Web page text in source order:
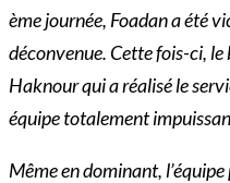
ème journée, Foadan a été
déconvenue. Cette fois-ci,
Haknour qui a réalisé le
équipe totalement
Même en dominant,